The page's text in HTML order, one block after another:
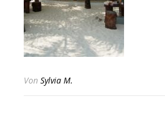
Von Sylvia M.